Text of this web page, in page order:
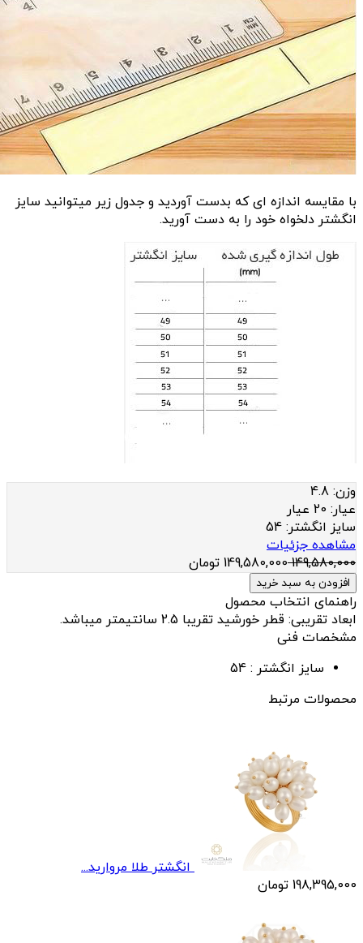
با مقایسه اندازه ای که بدست آوردید و جدول زیر میتوانید سایز
انگشتر دلخواه خود را به دست آورید.
وزن: 4.8
عيار: 20 عیار
سایز انگشتر: 54
مشاهده جزئیات
149,580,000
149,580,000 تومان
افزودن به سبد خرید
راهنمای انتخاب محصول
ابعاد تقریبی: قطر خورشید تقریبا 2.5 سانتیمتر میباشد.
مشخصات فنی
سایز انگشتر : 54
محصولات مرتبط
انگشتر طلا مرواريد...
198,395,000 تومان